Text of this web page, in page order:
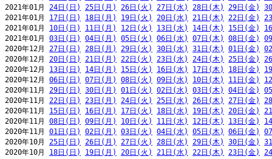
2021年01月 24日(日) 25日(月) 26日(火) 27日(水) 28日(木) 29日(金)
2021年01月 17日(日) 18日(月) 19日(火) 20日(水) 21日(木) 22日(金)
2021年01月 10日(日) 11日(月) 12日(火) 13日(水) 14日(木) 15日(金)
2021年01月 03日(日) 04日(月) 05日(火) 06日(水) 07日(木) 08日(金)
2020年12月 27日(日) 28日(月) 29日(火) 30日(水) 31日(木) 01日(金)
2020年12月 20日(日) 21日(月) 22日(火) 23日(水) 24日(木) 25日(金)
2020年12月 13日(日) 14日(月) 15日(火) 16日(水) 17日(木) 18日(金)
2020年12月 06日(日) 07日(月) 08日(火) 09日(水) 10日(木) 11日(金)
2020年11月 29日(日) 30日(月) 01日(火) 02日(水) 03日(木) 04日(金)
2020年11月 22日(日) 23日(月) 24日(火) 25日(水) 26日(木) 27日(金)
2020年11月 15日(日) 16日(月) 17日(火) 18日(水) 19日(木) 20日(金)
2020年11月 08日(日) 09日(月) 10日(火) 11日(水) 12日(木) 13日(金)
2020年11月 01日(日) 02日(月) 03日(火) 04日(水) 05日(木) 06日(金)
2020年10月 25日(日) 26日(月) 27日(火) 28日(水) 29日(木) 30日(金)
2020年10月 18日(日) 19日(月) 20日(火) 21日(水) 22日(木) 23日(金)